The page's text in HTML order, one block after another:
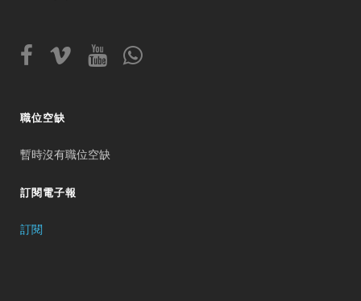
職位空缺
暫時沒有職位空缺
訂閱電子報
訂閱